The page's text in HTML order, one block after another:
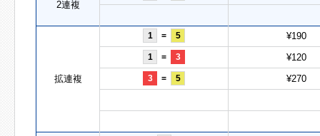
2連複
拡連複
1 = 5 ¥190
1 = 3 ¥120
3 = 5 ¥270